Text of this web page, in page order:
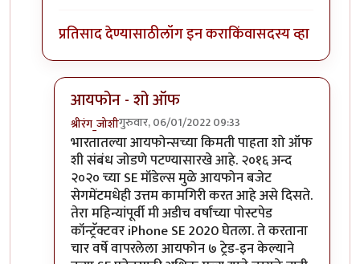
प्रतिसाद देण्यासाठीलॉग इन कराकिंवासदस्य व्हा
आयफोन - शो ऑफ
श्रीरंग_जोशीगुरुवार, 06/01/2022 09:33
In reply toमोटो एज 20byबापूसाहेब
भारतातल्या आयफोन्सच्या किमती पाहता शो ऑफ
शी संबंध जोडणे पटण्यासारखे आहे. २०१६ अन्द
२०२० च्या SE मॉडेल्स मुळे आयफोन बजेट
सेगमेंटमधेही उत्तम कामगिरी करत आहे असे दिसते.
तेरा महिन्यांपूर्वी मी अडीच वर्षांच्या पोस्टपेड
कॉन्ट्रॅक्टवर iPhone SE 2020 घेतला. ते करताना
चार वर्षे वापरलेला आयफोन ७ ट्रेड-इन केल्याने